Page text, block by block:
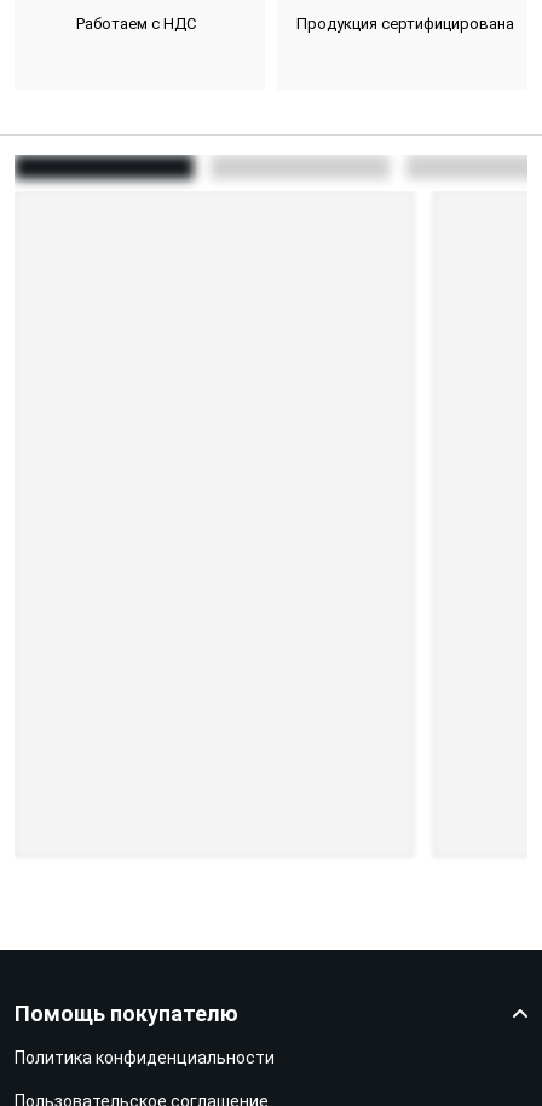
Работаем с НДС Продукция сертифицирована
Помощь покупателю
Политика конфиденциальности
Пользовательское соглашение